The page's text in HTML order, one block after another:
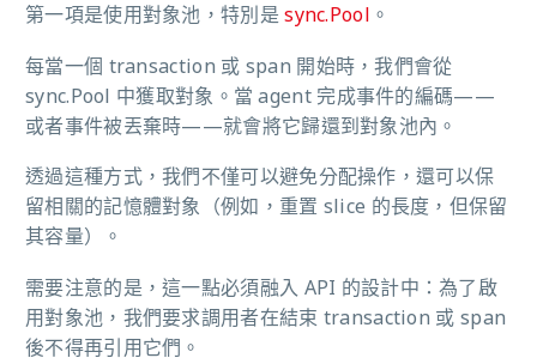
第一項是使用對象池，特別是sync.Pool 。
每當一個 transaction 或 span 開始時，我們會從
sync.Pool 中獲取對象。當 agent 完成事件的編碼——
或者事件被丟棄時——就會將它歸還到對象池內。
透過這種方式，我們不僅可以避免分配操作，還可以保
留相關的記憶體對象（例如，重置 slice 的長度，但保留
其容量）。
需要注意的是，這一點必須融入 API 的設計中：為了啟
用對象池，我們要求調用者在結束 transaction 或 span
後不得再引用它們。